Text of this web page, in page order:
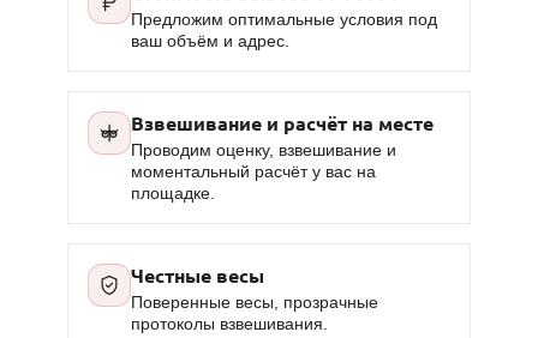
Предложим оптимальные условия под
ваш объём и адрес.
Взвешивание и расчёт на месте
Проводим оценку, взвешивание и
моментальный расчёт у вас на
площадке.
Честные весы
Поверенные весы, прозрачные
протоколы взвешивания.